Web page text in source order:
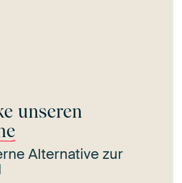
unseren
Alternative zur